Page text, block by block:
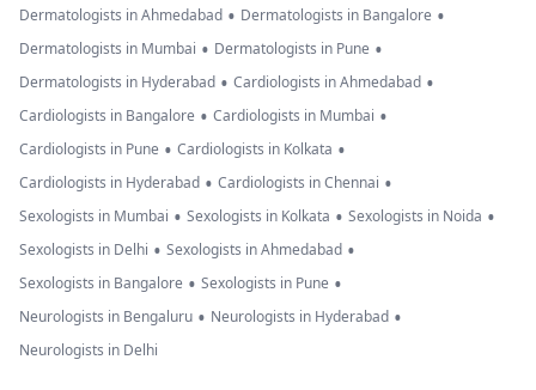
Dermatologists in Ahmedabad • Dermatologists in Bangalore •
Dermatologists in Mumbai • Dermatologists in Pune •
Dermatologists in Hyderabad • Cardiologists in Ahmedabad •
Cardiologists in Bangalore • Cardiologists in Mumbai •
Cardiologists in Pune • Cardiologists in Kolkata •
Cardiologists in Hyderabad • Cardiologists in Chennai •
Sexologists in Mumbai • Sexologists in Kolkata • Sexologists in Noida •
Sexologists in Delhi • Sexologists in Ahmedabad •
Sexologists in Bangalore • Sexologists in Pune •
Neurologists in Bengaluru • Neurologists in Hyderabad •
Neurologists in Delhi